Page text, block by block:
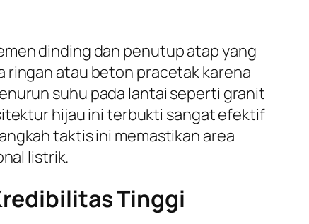
dinding dan penutup atap yang
ringan atau beton pracetak karena
suhu pada lantai seperti granit
hijau ini terbukti sangat efektif
taktis ini memastikan area
listrik.
Tinggi